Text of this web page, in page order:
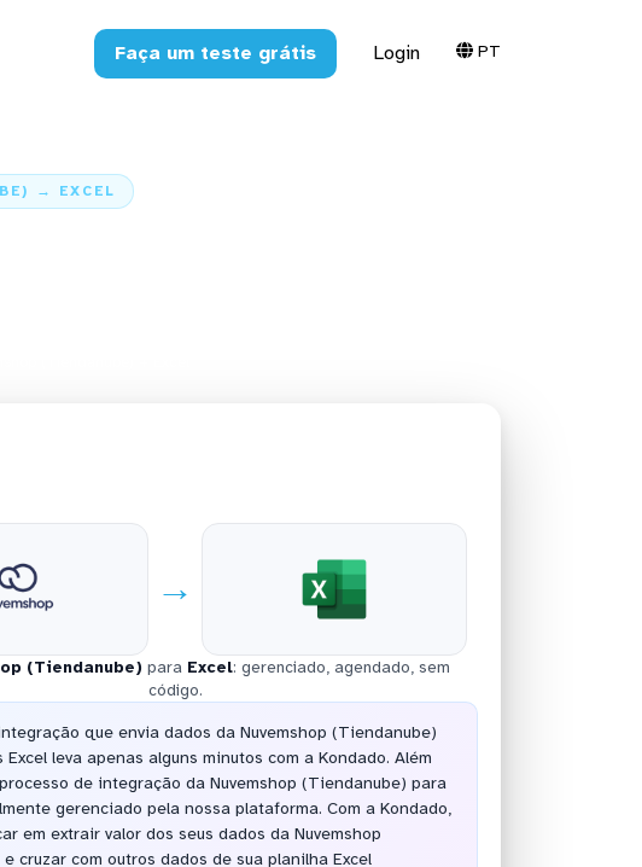
Faça um teste grátis Login PT
→ EXCEL
→
(Tiendanube) para Excel: gerenciado, agendado, sem
código.
que envia dados da Nuvemshop (Tiendanube)
leva apenas alguns minutos com a Kondado. Além
de integração da Nuvemshop (Tiendanube) para
gerenciado pela nossa plataforma. Com a Kondado,
em extrair valor dos seus dados da Nuvemshop
cruzar com outros dados de sua planilha Excel